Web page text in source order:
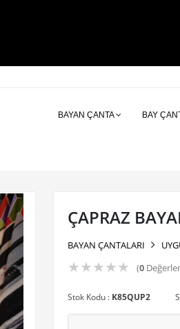
BAYAN ÇANTA BAY
ÇAPRAZ
BAYAN ÇANTALARI
★★★★★ (0
Stok Kodu : K85QUP2